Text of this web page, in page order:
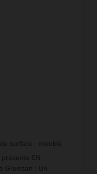
surface
meublé
présente EN
Gruissan : Un